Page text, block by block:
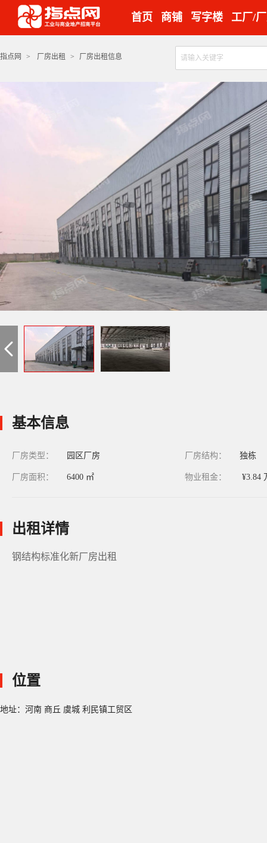
首页 商铺 写字楼 工厂/
指点网 > 厂房出租 > 厂房出租信息
基本信息
厂房类型： 园区厂房 厂房结构： 独栋
厂房面积： 6400 ㎡ 物业租金： ¥3.84
出租详情
钢结构标准化新厂房出租
位置
地址：河南 商丘 虞城 利民镇工贸区